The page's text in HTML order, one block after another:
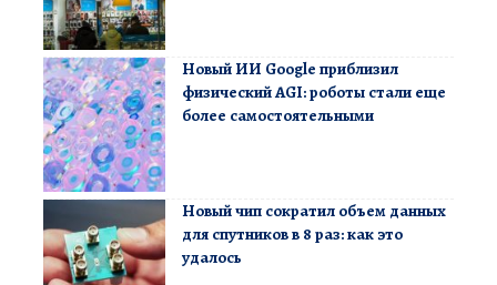
Новый ИИ Google приблизил
физический AGI: роботы стали еще
более самостоятельными
Новый чип сократил объем данных
для спутников в 8 раз: как это
удалось